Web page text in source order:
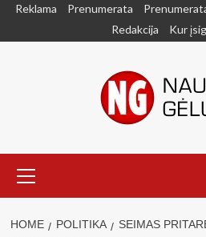
SkipReklama Prenumerata
Redakcija
Kur
Menu
HOME POLITIKA
SEIMAS